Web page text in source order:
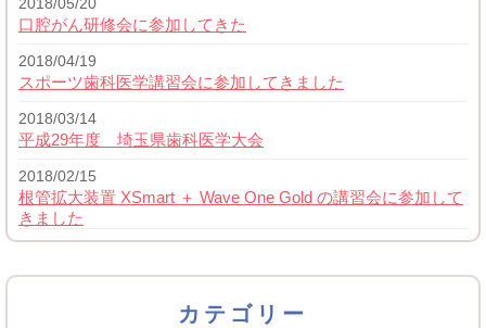
口腔がん研修会に参加してきた
2018/04/19
スポーツ歯科医学講習会に参加してきました
2018/03/14
平成29年度 埼玉県歯科医学大会
2018/02/15
根管拡大装置 XSmart ＋ Wave One Gold の講習会に参加して
きました
カテゴリー